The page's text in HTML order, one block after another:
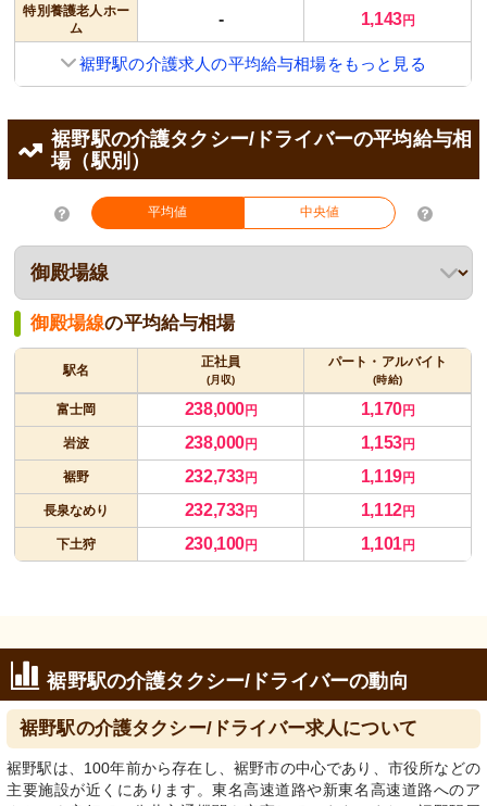
特別養護老人ホー
ム
- 1,143円
裾野駅の介護求人の平均給与相場をもっと見る
裾野駅の介護タクシー/ドライバーの平均給与相
場（駅別）
平均値 中央値
御殿場線の平均給与相場
駅名
正社員
(月収)
パート・アルバイト
(時給)
富士岡 238,000円 1,170円
岩波 238,000円 1,153円
裾野 232,733円 1,119円
長泉なめり 232,733円 1,112円
下土狩 230,100円 1,101円
裾野駅の介護タクシー/ドライバーの動向
裾野駅の介護タクシー/ドライバー求人について
裾野駅は、100年前から存在し、裾野市の中心であり、市役所などの
主要施設が近くにあります。東名高速道路や新東名高速道路へのア